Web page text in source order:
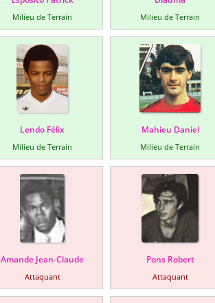
Milieu de Terrain Milieu de Terrain
Lendo Félix
Milieu de Terrain
Mahieu Daniel
Milieu de Terrain
Amande Jean-Claude
Attaquant
Pons Robert
Attaquant